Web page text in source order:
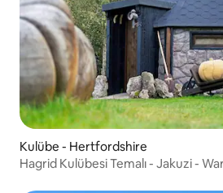
Kulübe - Hertfordshire
Hagrid Kulübesi Temalı - Jakuzi -